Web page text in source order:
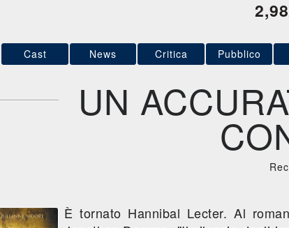
2,98
Cast News Critica Pubblico
UN
È tornato Hannibal Lecter. Al